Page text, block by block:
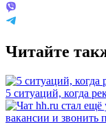
Читайте
5 ситуаций, когда